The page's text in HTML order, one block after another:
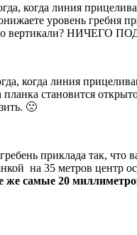
когда линия
уровень гребня
по вертикали? НИЧЕГО
когда линия
планка становится
🙁
приклада так,
на 35 метров
же самые 20